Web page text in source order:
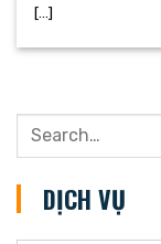
[...]
DỊCH VỤ